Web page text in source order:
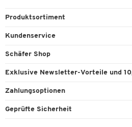
Produktsortiment
Büroausstattung
Reinigung & Hygiene
Technik
Kundenservice
Direktbestellung
Kontaktformulare
Lieferinformationen
Schäfer Shop
Services & Leistungen
Workplace Solutions
Exklusive Newsletter-Vorteile und
Willkommensgutschein
Zahlungsoptionen
Paypal
Geprüfte Sicherheit